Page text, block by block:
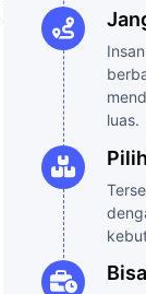
luas.